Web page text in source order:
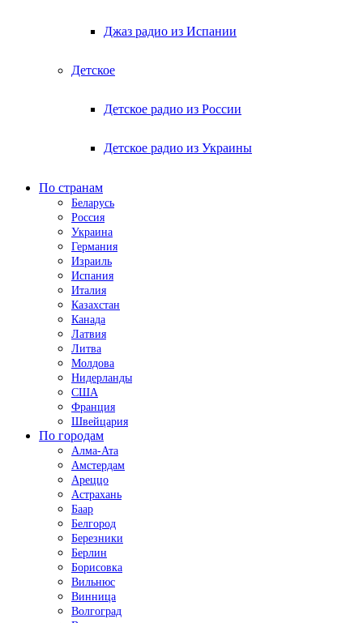
Джаз радио из Испании
Детское
Детское радио из России
Детское радио из Украины
По странам
Беларусь
Россия
Украина
Германия
Израиль
Испания
Италия
Казахстан
Канада
Латвия
Литва
Молдова
Нидерланды
США
Франция
Швейцария
По городам
Алма-Ата
Амстердам
Ареццо
Астрахань
Баар
Белгород
Березники
Берлин
Борисовка
Вильнюс
Винница
Волгоград